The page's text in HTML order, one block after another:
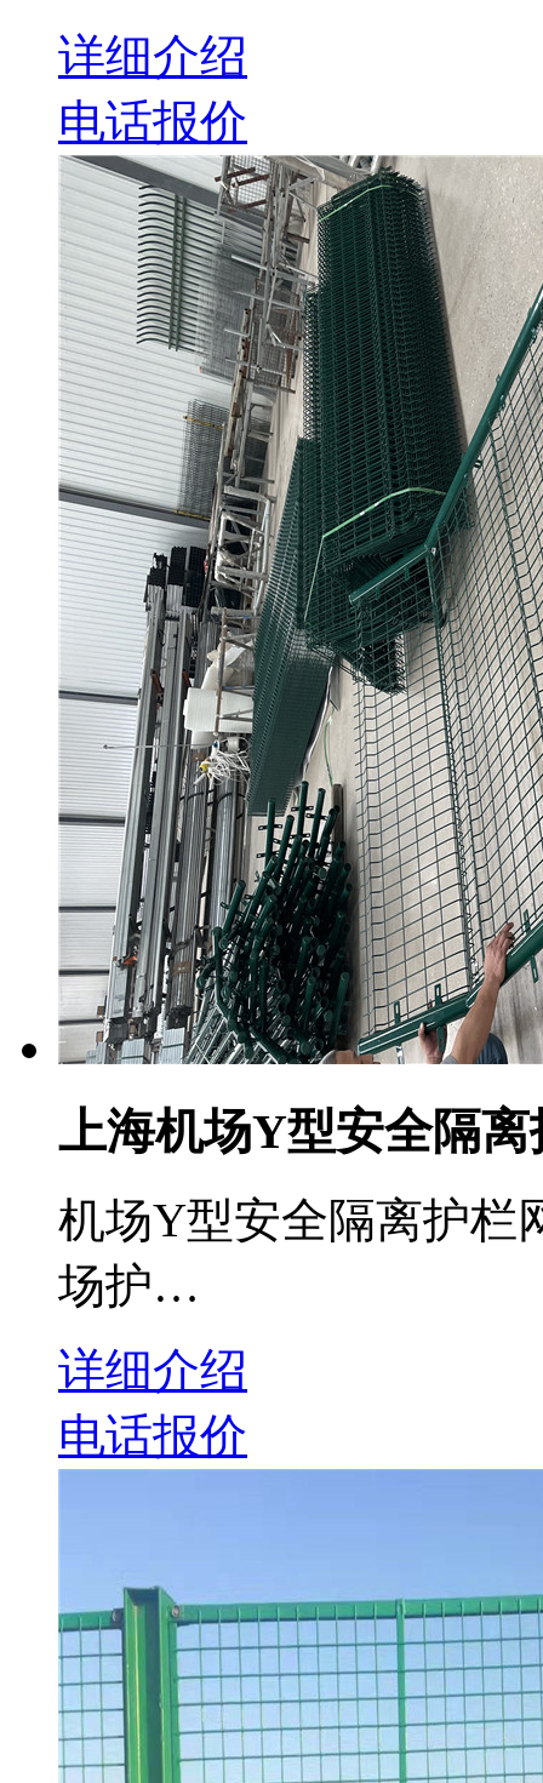
详细介绍
电话报价
上海机场Y型安全隔离
机场Y型安全隔离护栏
场护…
详细介绍
电话报价